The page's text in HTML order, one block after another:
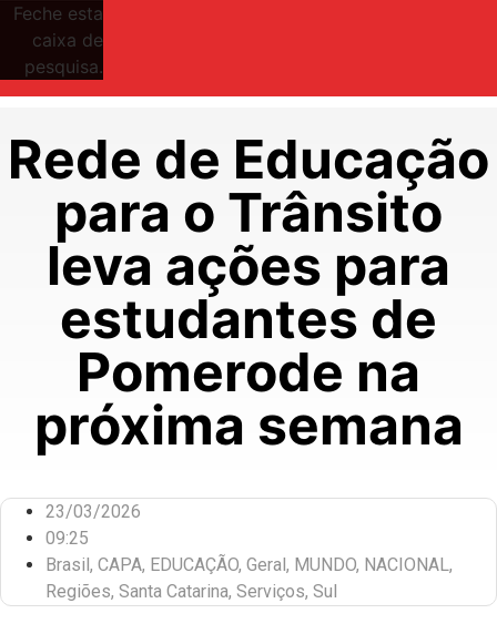
Feche esta
caixa de
pesquisa.
Rede de Educação
para o Trânsito
leva ações para
estudantes de
Pomerode na
próxima semana
23/03/2026
09:25
Brasil, CAPA, EDUCAÇÃO, Geral, MUNDO, NACIONAL,
Regiões, Santa Catarina, Serviços, Sul